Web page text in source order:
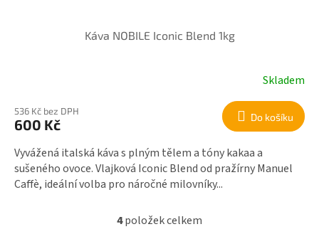
Káva NOBILE Iconic Blend 1kg
Skladem
536 Kč bez DPH
600 Kč Do košíku
Vyvážená italská káva s plným tělem a tóny kakaa a
sušeného ovoce. Vlajková Iconic Blend od pražírny Manuel
Caffè, ideální volba pro náročné milovníky...
O
4položek celkem